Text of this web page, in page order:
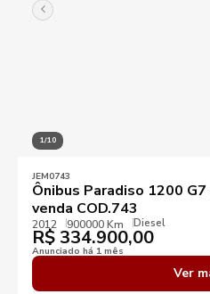
1/10
JEM0743
Ônibus Paradiso 1200
venda COD.743
2012 900000 Km Diesel
R$ 334.900,00
Anunciado há 1 mês
Ver